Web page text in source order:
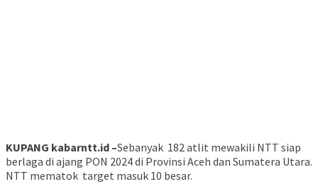
KUPANG kabarntt.id –Sebanyak 182 atlit mewakili NTT siap
berlaga di ajang PON 2024 di Provinsi Aceh dan Sumatera Utara.
NTT mematok target masuk 10 besar.